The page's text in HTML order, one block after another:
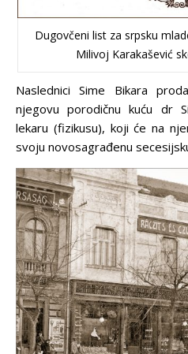
Dugovčeni list za srpsku
Milivoj Karakašević
Naslednici Sime Bikara
njegovu porodičnu kuću dr
lekaru (fizikusu), koji će na
svoju novosagrađenu